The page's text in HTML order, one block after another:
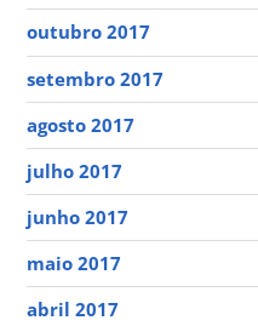
outubro 2017
setembro 2017
agosto 2017
julho 2017
junho 2017
maio 2017
abril 2017